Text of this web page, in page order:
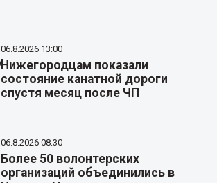
06.8.2026 13:00
Нижегородцам показали
состояние канатной дороги
спустя месяц после ЧП
06.8.2026 08:30
Более 50 волонтерских
организаций объединились в